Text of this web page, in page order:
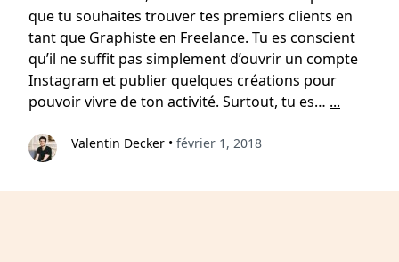
que tu souhaites trouver tes premiers clients en
tant que Graphiste en Freelance. Tu es conscient
qu’il ne suffit pas simplement d’ouvrir un compte
Instagram et publier quelques créations pour
pouvoir vivre de ton activité. Surtout, tu es… ...
Valentin Decker • février 1, 2018